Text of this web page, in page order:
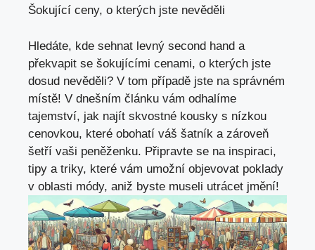
Šokující ceny, o kterých jste nevěděli
Hledáte, kde sehnat levný second hand ‍a
překvapit se šokujícími cenami, o kterých jste⁢
dosud nevěděli? V tom ‌případě jste na správném
místě! V dnešním článku vám odhalíme
tajemství, jak najít skvostné ​kousky s⁢ nízkou⁢
cenovkou, které obohatí váš šatník a zároveň
šetří vaši peněženku. Připravte se na inspiraci,
⁤tipy a triky, ⁤které vám umožní objevovat poklady
v ⁣oblasti módy,⁣ aniž byste museli utrácet ⁤jmění!